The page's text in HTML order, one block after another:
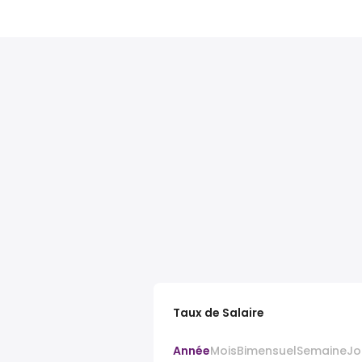
Taux de Salaire
AnnéeMoisBimensuelSemaine